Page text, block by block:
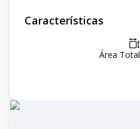
Características
Área Total